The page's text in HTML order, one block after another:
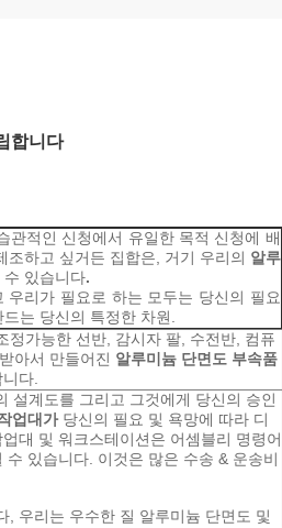
합니다
관적인 신청에서 유일한 목적 신청에 배
하고 싶거든 집합은, 거기 우리의 알루
수 있습니다.
우리가 필요로 하는 모두는 당신의 필요
는 당신의 특정한 차원.
정가능한 선반, 감시자 팔, 수전반, 컴퓨
아서 만들어진 알루미늄 단면도 부속품
다.
설계도를 그리고 그것에게 당신의 승인
업대가당신의 필요 및 욕망에 따라 디
대 및 워크스테이션은 어셈블리 명령어
있습니다. 이것은 많은 수송 & 운송비
, 우리는 우수한 질 알루미늄 단면도 및